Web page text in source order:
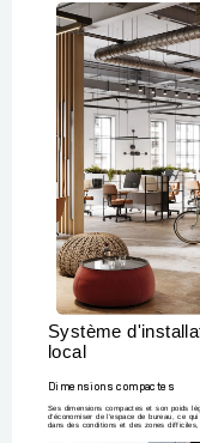
Système
local
Dimensions compactes
Ses dimensions compactes et son poids
d'économiser de l'espace de bureau, ce
dans des conditions et des zones